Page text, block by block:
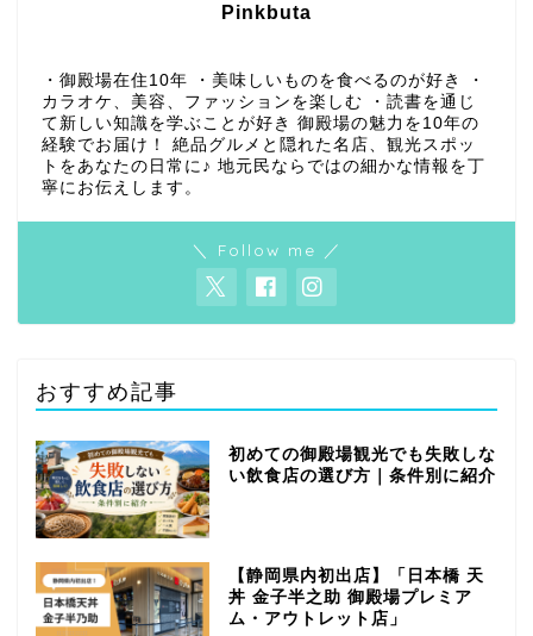
Pinkbuta
・御殿場在住10年 ・美味しいものを食べるのが好き ・
カラオケ、美容、ファッションを楽しむ ・読書を通じ
て新しい知識を学ぶことが好き 御殿場の魅力を10年の
経験でお届け！ 絶品グルメと隠れた名店、観光スポッ
トをあなたの日常に♪ 地元民ならではの細かな情報を丁
寧にお伝えします。
＼ Follow me ／
おすすめ記事
初めての御殿場観光でも失敗しな
い飲食店の選び方｜条件別に紹介
【静岡県内初出店】「日本橋 天
丼 金子半之助 御殿場プレミア
ム・アウトレット店」